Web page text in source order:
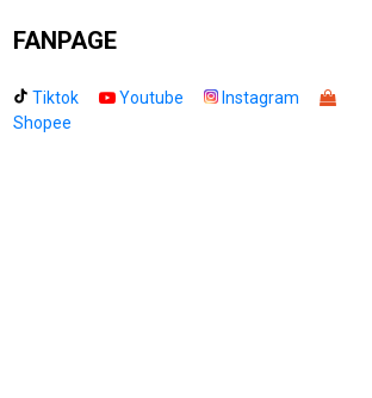
FANPAGE
Tiktok Youtube
Instagram
Shopee